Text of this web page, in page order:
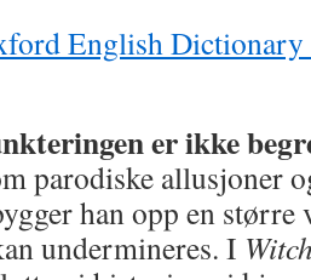
English Dictionary
er ikke
parodiske allusjoner
han opp en
undermineres. I